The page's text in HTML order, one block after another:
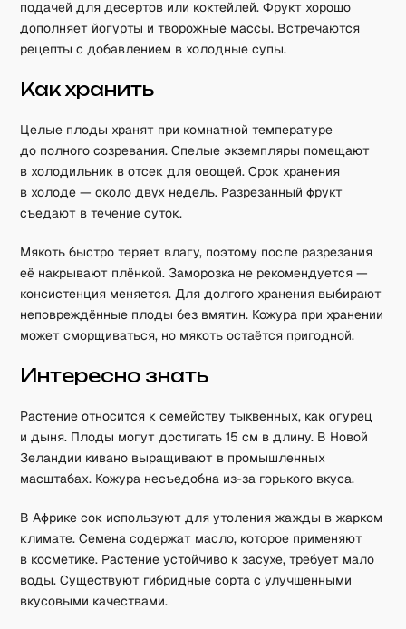
подачей для десертов или коктейлей. Фрукт хорошо
дополняет йогурты и творожные массы. Встречаются
рецепты с добавлением в холодные супы.
Как хранить
Целые плоды хранят при комнатной температуре
до полного созревания. Спелые экземпляры помещают
в холодильник в отсек для овощей. Срок хранения
в холоде — около двух недель. Разрезанный фрукт
съедают в течение суток.
Мякоть быстро теряет влагу, поэтому после разрезания
её накрывают плёнкой. Заморозка не рекомендуется —
консистенция меняется. Для долгого хранения выбирают
неповреждённые плоды без вмятин. Кожура при хранении
может сморщиваться, но мякоть остаётся пригодной.
Интересно знать
Растение относится к семейству тыквенных, как огурец
и дыня. Плоды могут достигать 15 см в длину. В Новой
Зеландии кивано выращивают в промышленных
масштабах. Кожура несъедобна из-за горького вкуса.
В Африке сок используют для утоления жажды в жарком
климате. Семена содержат масло, которое применяют
в косметике. Растение устойчиво к засухе, требует мало
воды. Существуют гибридные сорта с улучшенными
вкусовыми качествами.